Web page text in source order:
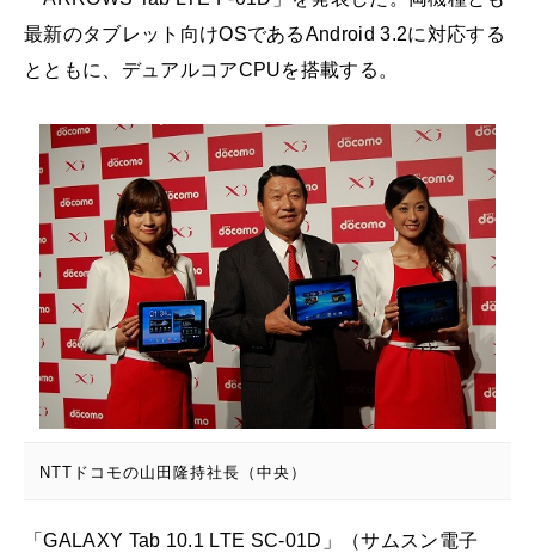
最新のタブレット向けOSであるAndroid 3.2に対応する
とともに、デュアルコアCPUを搭載する。
NTTドコモの山田隆持社長（中央）
「GALAXY Tab 10.1 LTE SC-01D」（サムスン電子